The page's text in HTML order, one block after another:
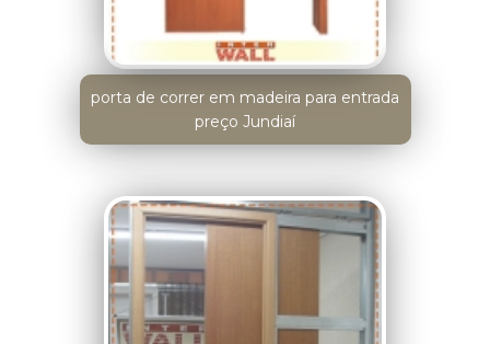
porta de correr em madeira para entrada
preço Jundiaí